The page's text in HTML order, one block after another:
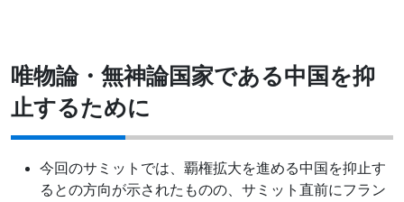
唯物論・無神論国家である中国を抑
止するために
今回のサミットでは、覇権拡大を進める中国を抑止す
るとの方向が示されたものの、サミット直前にフラン